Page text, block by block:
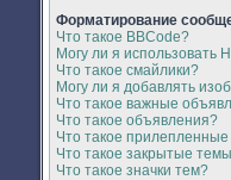
Форматирование
Что такое BBCode?
Могу ли я использовать
Что такое смайлики?
Могу ли я добавлять
Что такое важные
Что такое объявления?
Что такое
Что такое закрытые
Что такое значки тем?